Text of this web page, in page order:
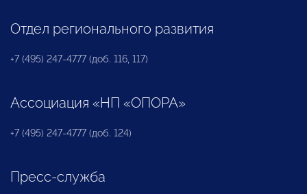
Отдел регионального развития
+7 (495) 247-4777 (доб. 116, 117)
Ассоциация «НП «ОПОРА»
+7 (495) 247-4777 (доб. 124)
Пресс-служба